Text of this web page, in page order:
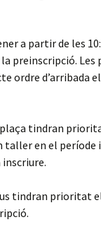
a partir de les
preinscripció. Les
ordre d’arribada
plaça tindran
taller en el
inscriure.
tindran prioritat